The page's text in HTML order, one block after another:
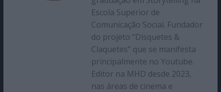
Escola Superior de
Comunicação Social. Fundador
do projeto “Disquetes &
Claquetes” que se manifesta
principalmente no Youtube.
Editor na MHD desde 2023,
nas áreas de cinema e